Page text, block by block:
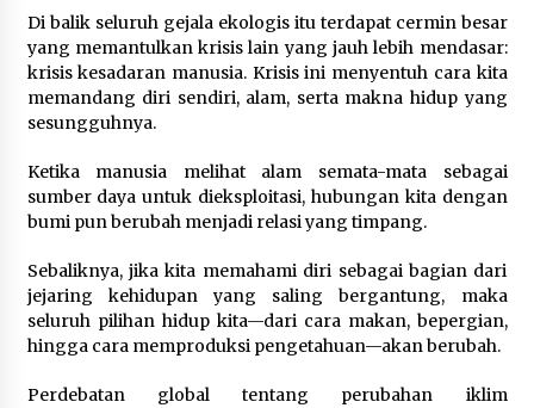
Agustus 5, 2026
Eksekusi Putusan PN, Kejari Kotabaru Setor
Hadiri Forum Komunikasi dan Kemitraan BPJS,
Sekda Tapin Komitmen Tingkatkan Layanan
Agustus 4, 2026
Kejari HST Musnahkan Barang Bukti 27 Perkara
Inkracht van Gewisjde
Di balik seluruh gejala ekologis itu terdapat cermin besar
yang memantulkan krisis lain yang jauh lebih mendasar:
krisis kesadaran manusia. Krisis ini menyentuh cara kita
memandang diri sendiri, alam, serta makna hidup yang
sesungguhnya.
Ketika manusia melihat alam semata-mata sebagai
sumber daya untuk dieksploitasi, hubungan kita dengan
bumi pun berubah menjadi relasi yang timpang.
Sebaliknya, jika kita memahami diri sebagai bagian dari
jejaring kehidupan yang saling bergantung, maka
seluruh pilihan hidup kita—dari cara makan, bepergian,
hingga cara memproduksi pengetahuan—akan berubah.
Perdebatan global tentang perubahan iklim